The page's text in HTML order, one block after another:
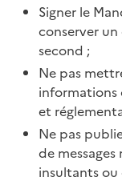
Signer le
conserver
second ;
Ne pas
informations
et
Ne pas
de messages
insultants